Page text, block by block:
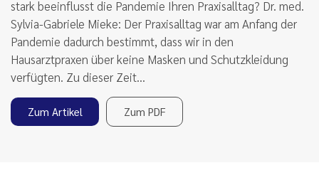
stark beeinflusst die Pandemie Ihren Praxisalltag? Dr. med.
Sylvia-Gabriele Mieke: Der Praxisalltag war am Anfang der
Pandemie dadurch bestimmt, dass wir in den
Hausarztpraxen über keine Masken und Schutzkleidung
verfügten. Zu dieser Zeit…
Zum Artikel Zum PDF